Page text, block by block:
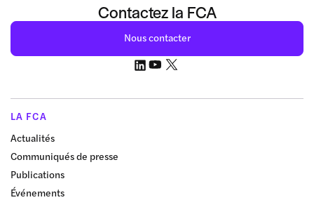
Contactez la FCA
Nous contacter
LA FCA
Actualités
Communiqués de presse
Publications
Événements